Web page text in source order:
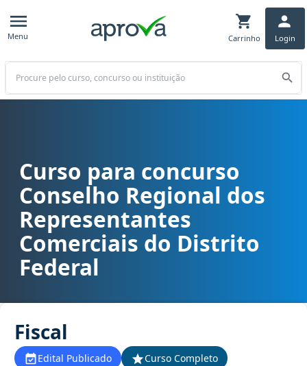
Menu Carrinho Login
Buscar
Curso para concurso CORE DF - Conselho Regional dos
Curso para concurso
Conselho Regional dos
Representantes
Comerciais do Distrito
Federal
Fiscal
Edital Publicado
Curso Completo